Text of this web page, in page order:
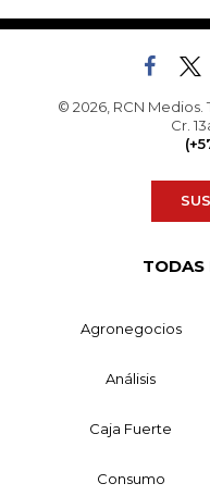
© 2026, RCN
Cr.
TODAS
Agronegocios
Análisis
Caja Fuerte
Consumo